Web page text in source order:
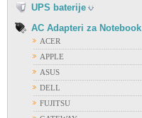
UPS baterije
VISION
AC Adapteri za Notebook
ACER
APPLE
ASUS
DELL
FUJITSU